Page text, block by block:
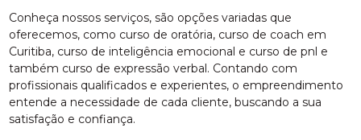
Conheça nossos serviços, são opções variadas que
oferecemos, como curso de oratória, curso de coach em
Curitiba, curso de inteligência emocional e curso de pnl e
também curso de expressão verbal. Contando com
profissionais qualificados e experientes, o empreendimento
entende a necessidade de cada cliente, buscando a sua
satisfação e confiança.